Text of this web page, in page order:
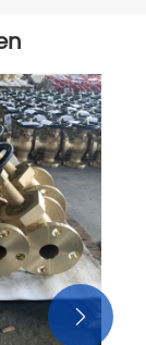
